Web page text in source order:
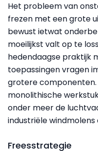
Het probleem van
frezen met een grote
bewust ietwat
moeilijkst valt op te
hedendaagse praktijk
toepassingen vragen
grotere
monolithische
onder meer de
industriële
Freesstrategie